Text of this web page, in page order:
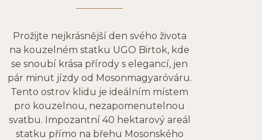
Prožijte nejkrásnější den svého života
na kouzelném statku UGO Birtok, kde
se snoubí krása přírody s elegancí, jen
pár minut jízdy od Mosonmagyaróváru.
Tento ostrov klidu je ideálním místem
pro kouzelnou, nezapomenutelnou
svatbu. Impozantní 40 hektarový areál
statku přímo na břehu Mosonského